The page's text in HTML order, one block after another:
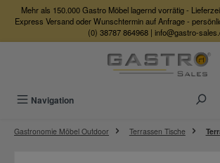
Zum Hauptinhalt springen
Mehr als 150.000 Gastro Möbel lagernd vorrätig -
Express Versand oder Wunschtermin auf Anfrage -
(0) 38787 864968| info@gastro-
Navigation
Gastronomie Möbel Outdoor Terrassen Tische